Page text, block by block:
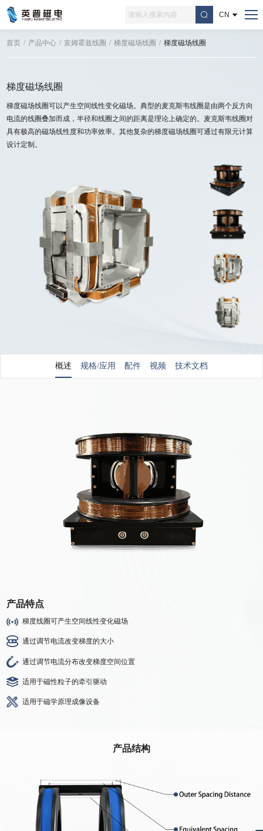
CN
首页 / 产品中心 / 亥姆霍兹线圈 / 梯度磁场线圈 / 梯度磁场线圈
梯度磁场线圈
梯度磁场线圈可以产生空间线性变化磁场。典型的麦克斯韦线圈是由两个反方向
电流的线圈叠加而成，半径和线圈之间的距离是理论上确定的。麦克斯韦线圈对
具有极高的磁场线性度和功率效率。其他复杂的梯度磁场线圈可通过有限元计算
设计定制。
概述 规格/应用 配件 视频 技术文档
产品特点
梯度线圈可产生空间线性变化磁场
通过调节电流改变梯度的大小
通过调节电流分布改变梯度空间位置
适用于磁性粒子的牵引驱动
适用于磁学原理成像设备
产品结构